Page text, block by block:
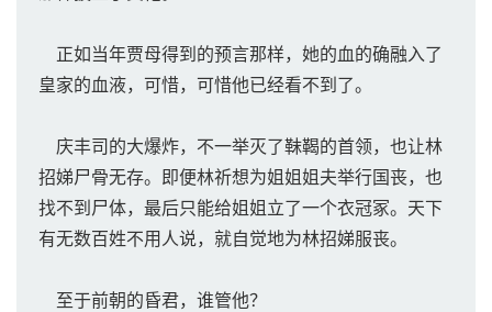
正如当年贾母得到的预言那样，她的血的确融入了
皇家的血液，可惜，可惜他已经看不到了。
庆丰司的大爆炸，不一举灭了靺鞨的首领，也让林
招娣尸骨无存。即便林祈想为姐姐姐夫举行国丧，也
找不到尸体，最后只能给姐姐立了一个衣冠冢。天下
有无数百姓不用人说，就自觉地为林招娣服丧。
至于前朝的昏君，谁管他？